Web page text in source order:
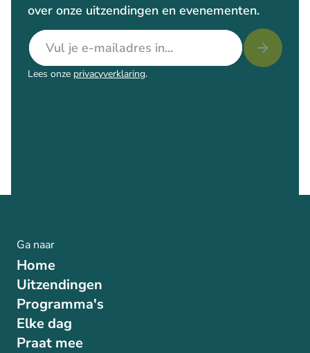
over onze uitzendingen en evenementen.
E-mailadres
Lees onze privacyverklaring.
Ga naar
Home
Uitzendingen
Programma's
Elke dag
Praat mee